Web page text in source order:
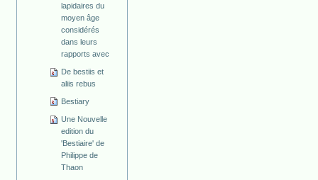
lapidaires du
moyen âge
considérés
dans leurs
rapports avec
De bestiis et
aliis rebus
Bestiary
Une Nouvelle
edition du
'Bestiaire' de
Philippe de
Thaon